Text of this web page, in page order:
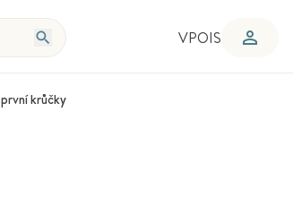
VPOIS
krůčky